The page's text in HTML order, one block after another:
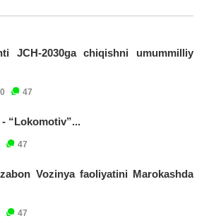
JCH-2030ga chiqishni umummilliy
47
“Lokomotiv”...
47
Vozinya faoliyatini Marokashda
47